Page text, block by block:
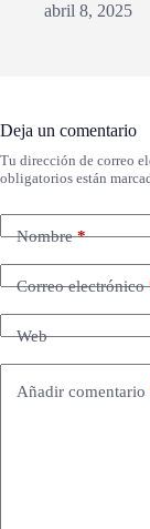
abril 8, 2025
Deja un comentario
Tu dirección de correo
obligatorios están
Nombre*
Correo electrónico
Web
Añadir comentario